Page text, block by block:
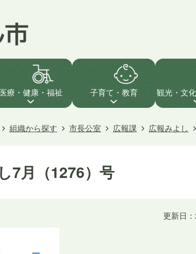
医療・健康・福祉 子育て・教育 観光・文
組織から探す 市長公室 広報課 広報みよし
7月（1276）号
更新日